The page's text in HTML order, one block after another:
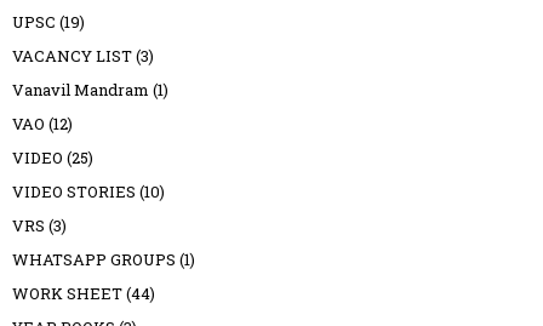
UPSC (19)
VACANCY LIST(3)
Vanavil Mandram (1)
VAO (12)
VIDEO (25)
VIDEO STORIES (10)
VRS (3)
WHATSAPP GROUPS (1)
WORK SHEET(44)